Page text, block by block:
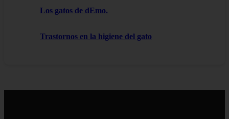
Los gatos de dEmo.
Trastornos en la higiene del gato